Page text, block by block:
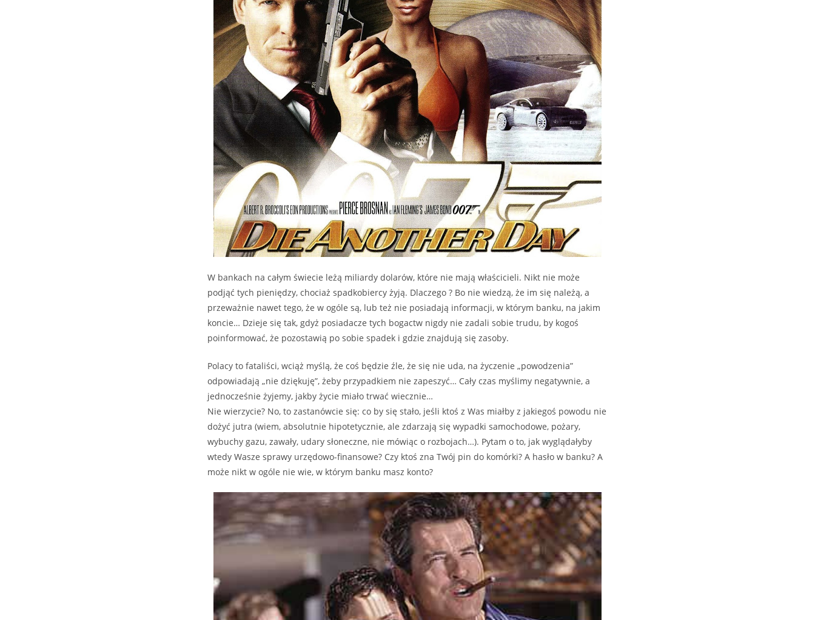
W bankach na całym świecie leżą miliardy dolarów, które nie mają właścicieli. Nikt nie może
podjąć tych pieniędzy, chociaż spadkobiercy żyją. Dlaczego ? Bo nie wiedzą, że im się należą, a
przeważnie nawet tego, że w ogóle są, lub też nie posiadają informacji, w którym banku, na jakim
koncie… Dzieje się tak, gdyż posiadacze tych bogactw nigdy nie zadali sobie trudu, by kogoś
poinformować, że pozostawią po sobie spadek i gdzie znajdują się zasoby.
Polacy to fataliści, wciąż myślą, że coś będzie źle, że się nie uda, na życzenie „powodzenia”
odpowiadają „nie dziękuję”, żeby przypadkiem nie zapeszyć… Cały czas myślimy negatywnie, a
jednocześnie żyjemy, jakby życie miało trwać wiecznie…
Nie wierzycie? No, to zastanówcie się: co by się stało, jeśli ktoś z Was miałby z jakiegoś powodu nie
dożyć jutra (wiem, absolutnie hipotetycznie, ale zdarzają się wypadki samochodowe, pożary,
wybuchy gazu, zawały, udary słoneczne, nie mówiąc o rozbojach…). Pytam o to, jak wyglądałyby
wtedy Wasze sprawy urzędowo-finansowe? Czy ktoś zna Twój pin do komórki? A hasło w banku? A
może nikt w ogóle nie wie, w którym banku masz konto?